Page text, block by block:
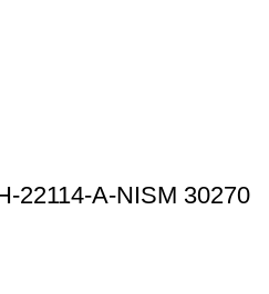
A-NISM 30270